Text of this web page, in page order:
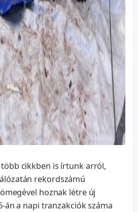
cikkben is írtunk arról,
rekordszámú
hoznak létre új
án a napi tranzakciók száma